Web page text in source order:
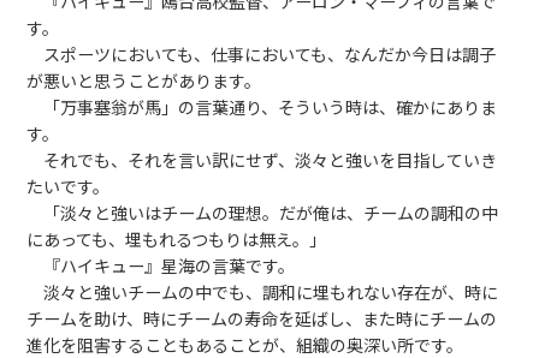
す。
スポーツにおいても、仕事においても、なんだか今日は調子
が悪いと思うことがあります。
「万事塞翁が馬」の言葉通り、そういう時は、確かにありま
す。
それでも、それを言い訳にせず、淡々と強いを目指していき
たいです。
「淡々と強いはチームの理想。だが俺は、チームの調和の中
にあっても、埋もれるつもりは無え。」
『ハイキュー』星海の言葉です。
淡々と強いチームの中でも、調和に埋もれない存在が、時に
チームを助け、時にチームの寿命を延ばし、また時にチームの
進化を阻害することもあることが、組織の奥深い所です。